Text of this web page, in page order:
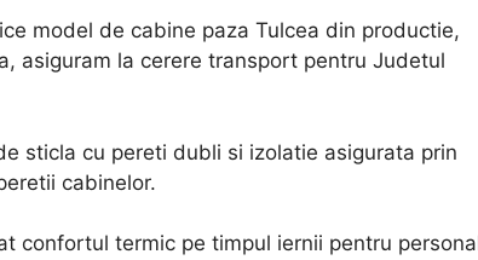
model de cabine paza Tulcea din productie,
asiguram la cerere transport pentru Judetul
sticla cu pereti dubli si izolatie asigurata prin
cabinelor.
confortul termic pe timpul iernii pentru